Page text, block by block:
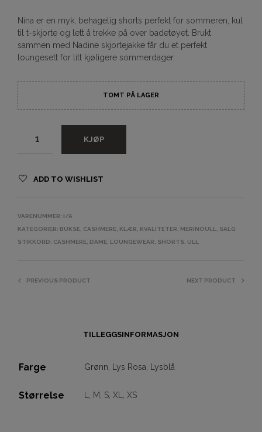
Nina er en myk, behagelig shorts perfekt for sommeren, kul
til t-skjorte og lett å trekke på over badetøyet. Brukt
sammen med Nadine skjortejakke får du et perfekt
loungesett for litt kjøligere sommerdager.
TOMT PÅ LAGER
KJØP
ADD TO WISHLIST
VARENUMMER: I/A
KATEGORIER: BUKSE CASHMERE KLÆR KVALITETER MERINOULL
SALG
STIKKORD: CASHMERE DAME LOUNGEWEAR SHORTS ULL
PREVIOUS PRODUCT NEXT PRODUCT
TILLEGGSINFORMASJON
Farge Grønn Lys Rosa Lysblå
Størrelse L, M, S, XL, XS